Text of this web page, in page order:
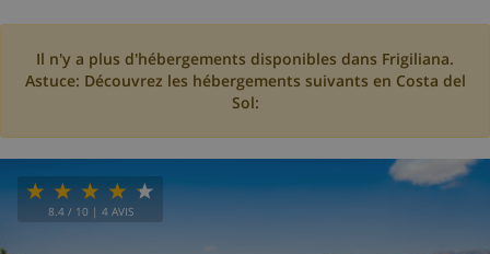
Il n'y a plus d'hébergements disponibles dans Frigiliana.
Astuce: Découvrez les hébergements suivants en Costa del
Sol:
8.4 / 10 | 4 AVIS